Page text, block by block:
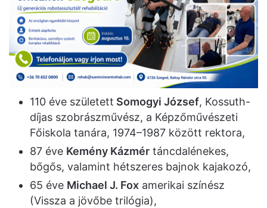
110 éve született Somogyi József, Kossuth-
díjas szobrászművész, a Képzőművészeti
Főiskola tanára, 1974–1987 között rektora,
87 éve Kemény Kázmér táncdalénekes,
bőgős, valamint hétszeres bajnok kajakozó,
65 éve Michael J. Fox amerikai színész
(Vissza a jövőbe trilógia),